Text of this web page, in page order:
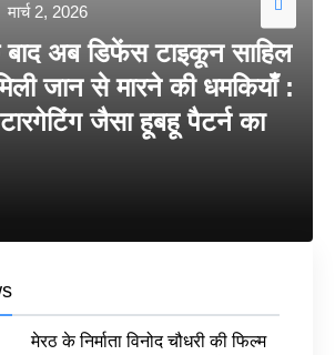
मार्च 2, 2026
बाद अब डिफेंस टाइकून साहिल
जान से मारने की धमकियाँ :
जैसा हूबहू पैटर्न का
मेरठ के निर्माता विनोद चौधरी की फिल्म